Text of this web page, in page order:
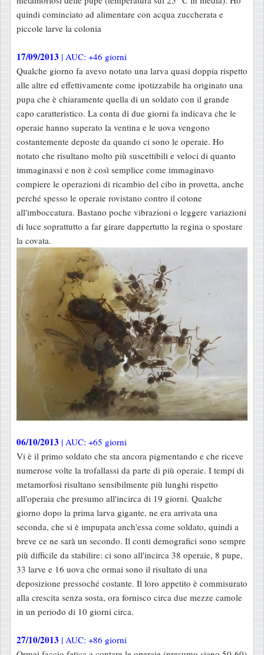
quindi cominciato ad alimentare con acqua zuccherata e
piccole larve la colonia
17/09/2013 | AUC: +46 giorni
Qualche giorno fa avevo notato una larva quasi doppia rispetto
alle altre ed effettivamente come ipotizzabile ha originato una
pupa che è chiaramente quella di un soldato con il grande
capo caratteristico. La conta di due giorni fa indicava che le
operaie hanno superato la ventina e le uova vengono
costantemente deposte da quando ci sono le operaie. Ho
notato che risultano molto più suscettibili e veloci di quanto
immaginassi e non è così semplice come immaginavo
compiere le operazioni di ricambio del cibo in provetta, anche
perché spesso le operaie rovistano contro il cotone
all'imboccatura. Bastano poche vibrazioni o leggere variazioni
di luce soprattutto a far girare dappertutto la regina o spostare
la covata.
06/10/2013 | AUC: +65 giorni
Vi è il primo soldato che sta ancora pigmentando e che riceve
numerose volte la trofallassi da parte di più operaie. I tempi di
metamorfosi risultano sensibilmente più lunghi rispetto
all'operaia che presumo all'incirca di 19 giorni. Qualche
giorno dopo la prima larva gigante, ne era arrivata una
seconda, che si è impupata anch'essa come soldato, quindi a
breve ce ne sarà un secondo. Il conti demografici sono sempre
più difficile da stabilire: ci sono all'incirca 38 operaie, 8 pupe,
33 larve e 16 uova che ormai sono il risultato di una
deposizione pressoché costante. Il loro appetito è commisurato
alla crescita senza sosta, ora fornisco circa due mezze camole
in un periodo di 10 giorni circa.
27/10/2013 | AUC: +86 giorni